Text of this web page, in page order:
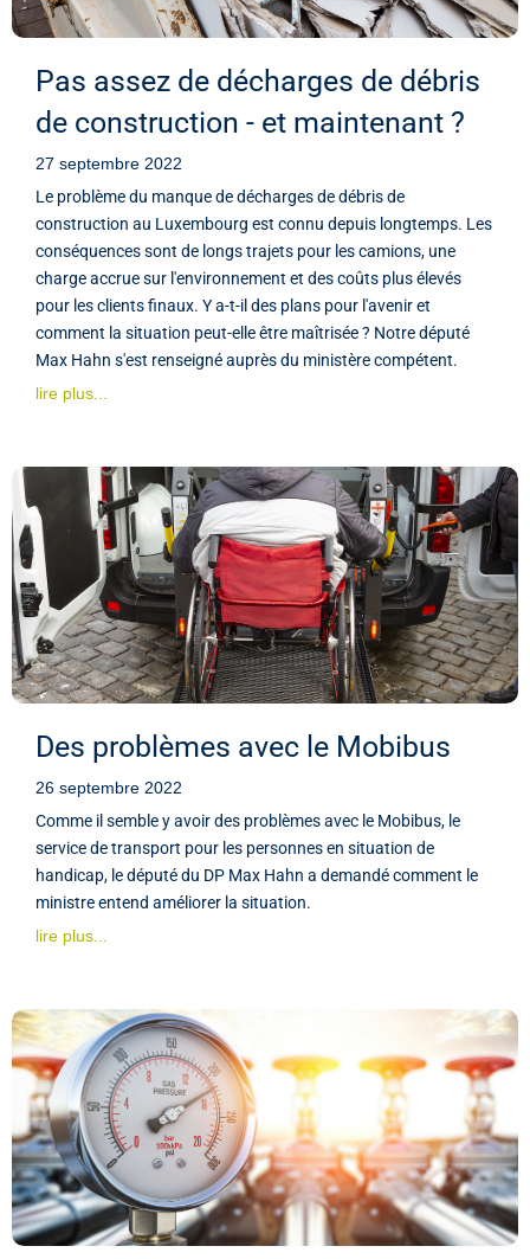
Pas assez de décharges de débris
de construction - et maintenant ?
27 septembre 2022
Le problème du manque de décharges de débris de
construction au Luxembourg est connu depuis longtemps. Les
conséquences sont de longs trajets pour les camions, une
charge accrue sur l'environnement et des coûts plus élevés
pour les clients finaux. Y a-t-il des plans pour l'avenir et
comment la situation peut-elle être maîtrisée ? Notre député
Max Hahn s'est renseigné auprès du ministère compétent.
lire plus...
Des problèmes avec le Mobibus
26 septembre 2022
Comme il semble y avoir des problèmes avec le Mobibus, le
service de transport pour les personnes en situation de
handicap, le député du DP Max Hahn a demandé comment le
ministre entend améliorer la situation.
lire plus...